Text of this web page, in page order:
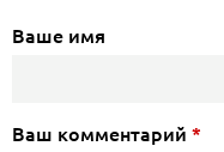
Ваше имя
Ваш комментарий *